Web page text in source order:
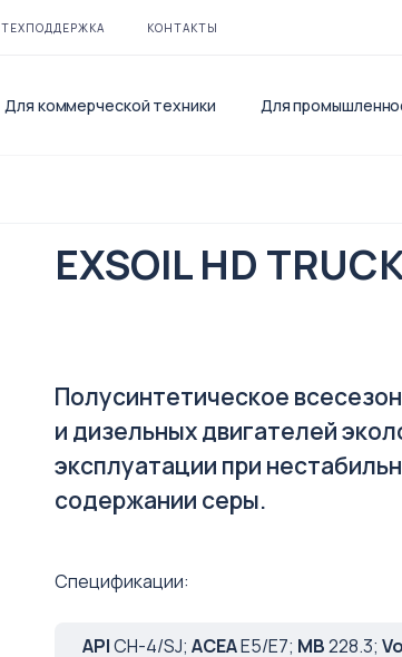
ТЕХПОДДЕРЖКА КОНТАКТЫ
Для
Для коммерческой техники
EXSOIL HD
Полусинтетическое
и дизельных двигателей
эксплуатации при
содержании серы.
Спецификации:
APICH-4/SJ; ACEAE5/Е7; MB228.3;